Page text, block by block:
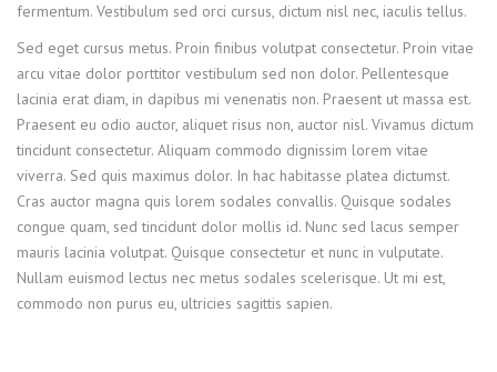
fermentum. Vestibulum sed orci cursus, dictum nisl nec, iaculis tellus.
Sed eget cursus metus. Proin finibus volutpat consectetur. Proin vitae
arcu vitae dolor porttitor vestibulum sed non dolor. Pellentesque
lacinia erat diam, in dapibus mi venenatis non. Praesent ut massa est.
Praesent eu odio auctor, aliquet risus non, auctor nisl. Vivamus dictum
tincidunt consectetur. Aliquam commodo dignissim lorem vitae
viverra. Sed quis maximus dolor. In hac habitasse platea dictumst.
Cras auctor magna quis lorem sodales convallis. Quisque sodales
congue quam, sed tincidunt dolor mollis id. Nunc sed lacus semper
mauris lacinia volutpat. Quisque consectetur et nunc in vulputate.
Nullam euismod lectus nec metus sodales scelerisque. Ut mi est,
commodo non purus eu, ultricies sagittis sapien.